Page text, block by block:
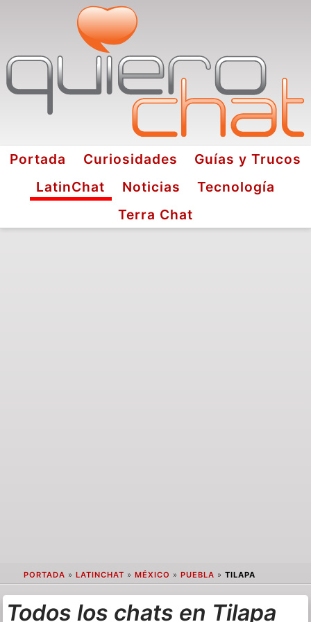
Portada Curiosidades
Guías y Trucos
LatinChat
Noticias
Tecnología
Terra Chat
PORTADA » LATINCHAT » MÉXICO » PUEBLA » TILAPA
Todos los chats en Tilapa